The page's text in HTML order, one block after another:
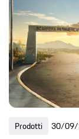
Prodotti 30/